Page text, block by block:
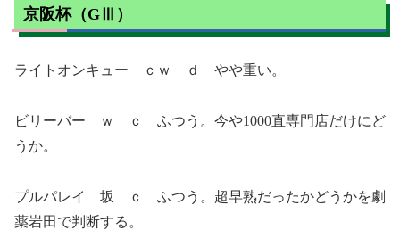
京阪杯（GⅢ）
ライトオンキュー ｃｗ ｄ やや重い。
ビリーバー ｗ ｃ ふつう。今や1000直専門店だけにど
うか。
プルパレイ 坂 ｃ ふつう。超早熟だったかどうかを劇
薬岩田で判断する。